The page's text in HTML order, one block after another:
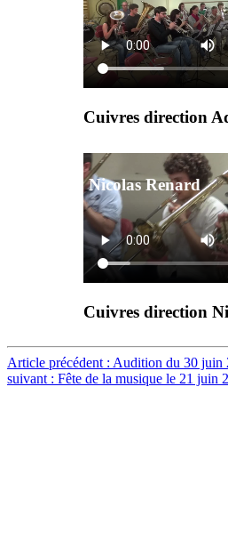
Cuivres direction
Nicolas Renard
Cuivres direction
Article précédent : Audition du 30 juin
suivant : Fête de la musique le 21 juin